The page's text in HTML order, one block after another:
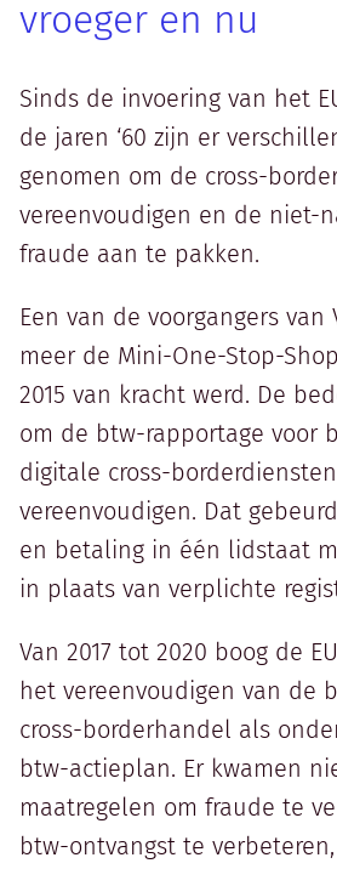
vroeger en nu
Sinds de invoering van het
de jaren ‘60 zijn er
genomen om de cross-
vereenvoudigen en de niet-
fraude aan te pakken.
Een van de voorgangers van
meer de Mini-One-Stop-
2015 van kracht werd. De
om de btw-rapportage voor
digitale cross-
vereenvoudigen. Dat
en betaling in één lidstaat
in plaats van verplichte
Van 2017 tot 2020 boog de
het vereenvoudigen van de
cross-borderhandel als
btw-actieplan. Er kwamen
maatregelen om fraude te
btw-ontvangst te